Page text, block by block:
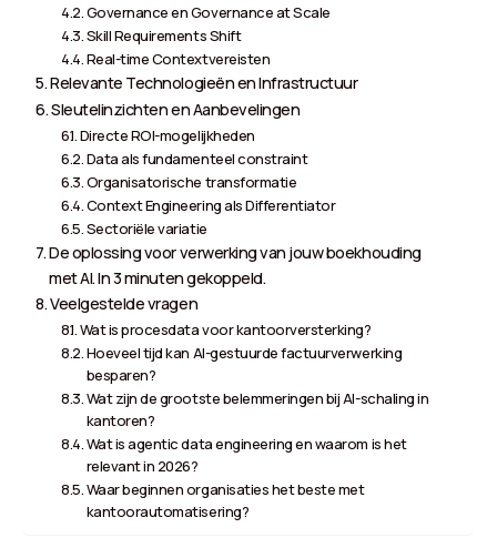
Governance en Governance at Scale
Skill Requirements Shift
Real-time Contextvereisten
Relevante Technologieën en Infrastructuur
Sleutelinzichten en Aanbevelingen
Directe ROI-mogelijkheden
Data als fundamenteel constraint
Organisatorische transformatie
Context Engineering als Differentiator
Sectoriële variatie
De oplossing voor verwerking van jouw boekhouding
met AI. In 3 minuten gekoppeld.
Veelgestelde vragen
Wat is procesdata voor kantoorversterking?
Hoeveel tijd kan AI-gestuurde factuurverwerking
besparen?
Wat zijn de grootste belemmeringen bij AI-schaling in
kantoren?
Wat is agentic data engineering en waarom is het
relevant in 2026?
Waar beginnen organisaties het beste met
kantoorautomatisering?